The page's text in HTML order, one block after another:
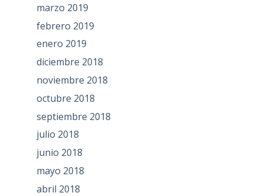
marzo 2019
febrero 2019
enero 2019
diciembre 2018
noviembre 2018
octubre 2018
septiembre 2018
julio 2018
junio 2018
mayo 2018
abril 2018